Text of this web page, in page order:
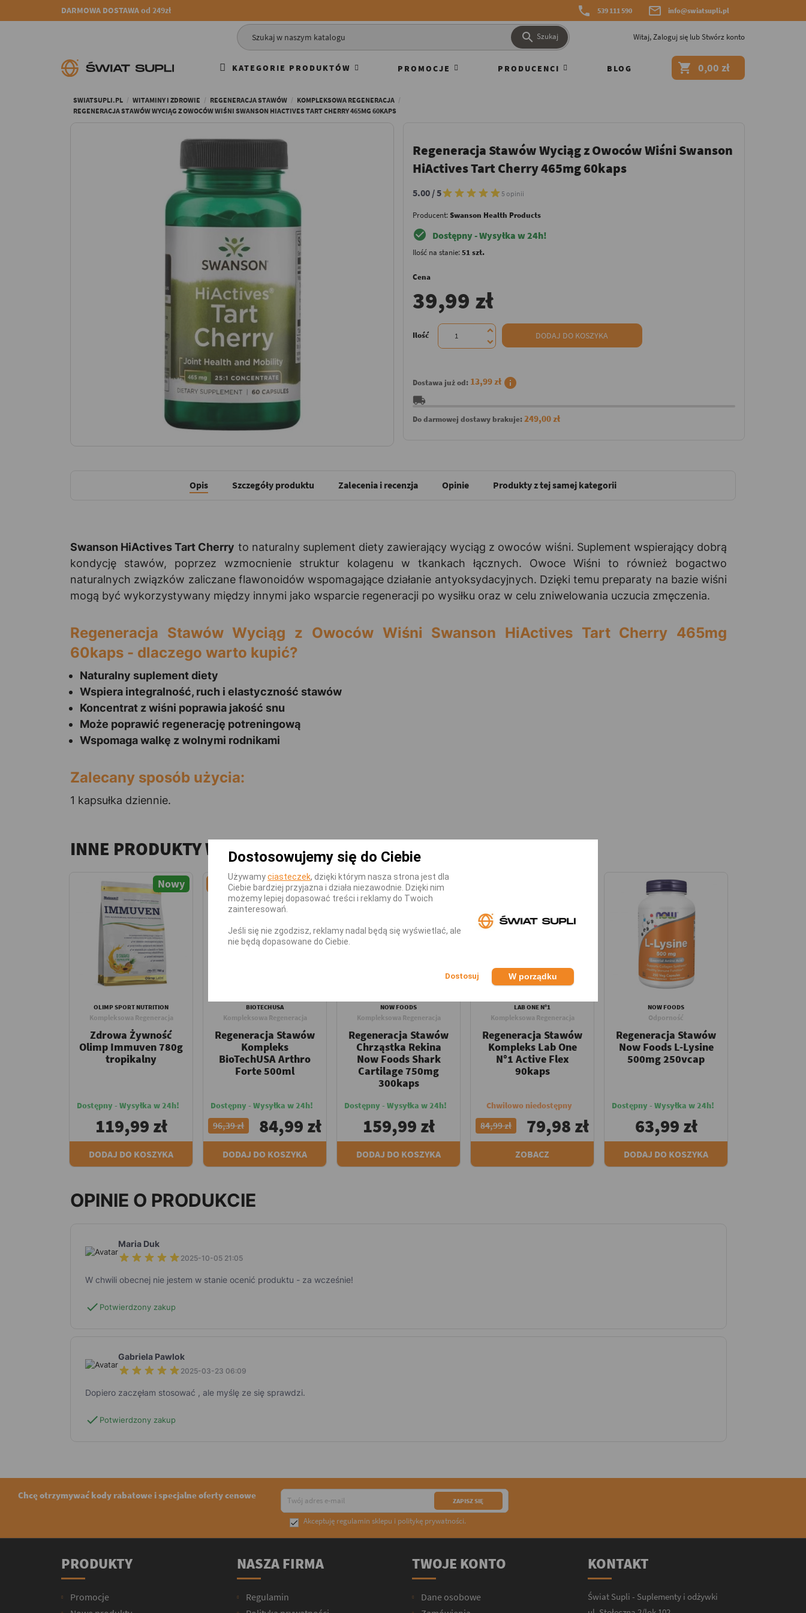
DARMOWA DOSTAWA od 249zł  539 111 590  info@swiatsupli.pl
 Szukaj Witaj,Zaloguj się lubStwórz konto
KATEGORIE PRODUKTÓW PROMOCJE PRODUCENCI BLOG  0,00 zł
SWIATSUPLI.PL WITAMINY I ZDROWIE REGENERACJA STAWÓW
KOMPLEKSOWA REGENERACJA
REGENERACJA STAWÓW WYCIĄG Z OWOCÓW WIŚNI SWANSON HIACTIVES TART CHERRY 465MG 60KAPS
Regeneracja Stawów Wyciąg z Owoców Wiśni Swanson
HiActives Tart Cherry 465mg 60kaps
5.00 / 5 5 opinii
Producent:Swanson Health Products
check_circle Dostępny - Wysyłka w 24h!
Ilość na stanie:51 szt.
Cena
39,99 zł
Ilość DODAJ DO KOSZYKA
Dostawa już od: 13,99 zł info
local_shipping
Do darmowej dostawy brakuje: 249,00 zł
Opis Szczegóły produktu Zalecenia i recenzja Opinie Produkty z tej samej kategorii
Swanson HiActives Tart Cherry to naturalny suplement diety zawierający wyciąg z owoców wiśni. Suplement wspierający dobrą
kondycję stawów, poprzez wzmocnienie struktur kolagenu w tkankach łącznych. Owoce Wiśni to również bogactwo
naturalnych związków zaliczane flawonoidów wspomagające działanie antyoksydacyjnych. Dzięki temu preparaty na bazie wiśni
mogą być wykorzystywany między innymi jako wsparcie regeneracji po wysiłku oraz w celu zniwelowania uczucia zmęczenia.
Regeneracja Stawów Wyciąg z Owoców Wiśni Swanson HiActives Tart Cherry 465mg
60kaps - dlaczego warto kupić?
Naturalny suplement diety
Wspiera integralność, ruch i elastyczność stawów
Koncentrat z wiśni poprawia jakość snu
Może poprawić regenerację potreningową
Wspomaga walkę z wolnymi rodnikami
Zalecany sposób użycia:
1 kapsułka dziennie.
INNE PRODUKTY W TEJ KATEGORII
Nowy
OLIMP SPORT NUTRITION
Kompleksowa Regeneracja
Zdrowa Żywność
Olimp Immuven 780g
tropikalny
Dostępny - Wysyłka w 24h!
119,99 zł
DODAJ DO KOSZYKA
-11,40 zł
BIOTECHUSA
Kompleksowa Regeneracja
Regeneracja Stawów
Kompleks
BioTechUSA Arthro
Forte 500ml
Dostępny - Wysyłka w 24h!
96,39 zł 84,99 zł
DODAJ DO KOSZYKA
NOW FOODS
Kompleksowa Regeneracja
Regeneracja Stawów
Chrząstka Rekina
Now Foods Shark
Cartilage 750mg
300kaps
Dostępny - Wysyłka w 24h!
159,99 zł
DODAJ DO KOSZYKA
LAB ONE N°1
Kompleksowa Regeneracja
Regeneracja Stawów
Kompleks Lab One
N°1 Active Flex
90kaps
Chwilowo niedostępny
84,99 zł 79,98 zł
ZOBACZ
NOW FOODS
Odporność
Regeneracja Stawów
Now Foods L-Lysine
500mg 250vcap
Dostępny - Wysyłka w 24h!
63,99 zł
DODAJ DO KOSZYKA
OPINIE O PRODUKCIE
Maria Duk
2025-10-05 21:05
W chwili obecnej nie jestem w stanie ocenić produktu - za wcześnie!
check Potwierdzony zakup
Gabriela Pawlok
2025-03-23 06:09
Dopiero zaczęłam stosować , ale myślę ze się sprawdzi.
check Potwierdzony zakup
Chcę otrzymywać kody rabatowe i specjalne oferty cenowe
 Akceptuję regulamin sklepu i politykę prywatności.
Dostosowujemy się do Ciebie
Używamyciasteczek, dzięki którym nasza strona jest dla
Ciebie bardziej przyjazna i działa niezawodnie. Dzięki nim
możemy lepiej dopasować treści i reklamy do Twoich
zainteresowań.
Jeśli się nie zgodzisz, reklamy nadal będą się wyświetlać, ale
nie będą dopasowane do Ciebie.
W porządku
PRODUKTY
Promocje
NASZA FIRMA
Regulamin
TWOJE KONTO
Dane osobowe
KONTAKT
Świat Supli - Suplementy i odżywki